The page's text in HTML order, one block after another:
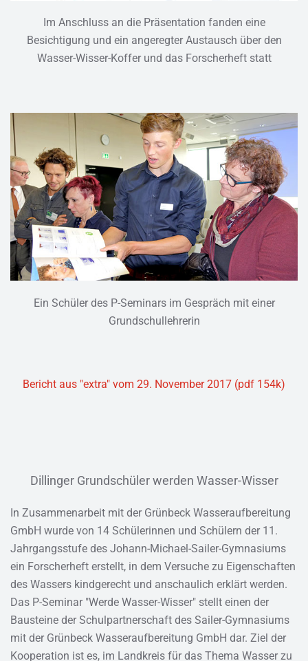
Im Anschluss an die Präsentation fanden eine
Besichtigung und ein angeregter Austausch über den
Wasser-Wisser-Koffer und das Forscherheft statt
Ein Schüler des P-Seminars im Gespräch mit einer
Grundschullehrerin
Bericht aus "extra" vom 29. November 2017 (pdf 154k)
Dillinger Grundschüler werden Wasser-Wisser
In Zusammenarbeit mit der Grünbeck Wasseraufbereitung
GmbH wurde von 14 Schülerinnen und Schülern der 11.
Jahrgangsstufe des Johann-Michael-Sailer-Gymnasiums
ein Forscherheft erstellt, in dem Versuche zu Eigenschaften
des Wassers kindgerecht und anschaulich erklärt werden.
Das P-Seminar "Werde Wasser-Wisser" stellt einen der
Bausteine der Schulpartnerschaft des Sailer-Gymnasiums
mit der Grünbeck Wasseraufbereitung GmbH dar. Ziel der
Kooperation ist es, im Landkreis für das Thema Wasser zu